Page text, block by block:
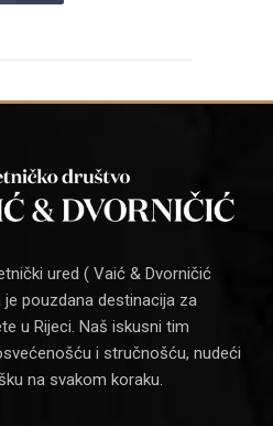
ured ( Vaić & Dvorničić
je pouzdana destinacija za
u Rijeci. Naš iskusni tim
i stručnošću, nudeći
na svakom koraku.